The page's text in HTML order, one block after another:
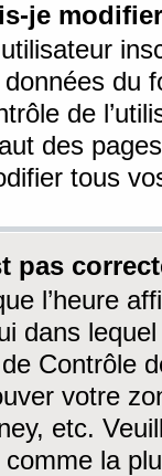
je
du
de
des
tous
pas
l’heure
dans
Contrôle
votre
etc.
la